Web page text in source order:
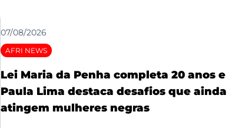
07/08/2026
AFRI NEWS
Lei Maria da Penha completa 20 anos e
Paula Lima destaca desafios que ainda
atingem mulheres negras